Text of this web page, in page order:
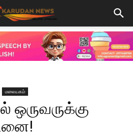
மலையகம்
ஒருவருக்கு